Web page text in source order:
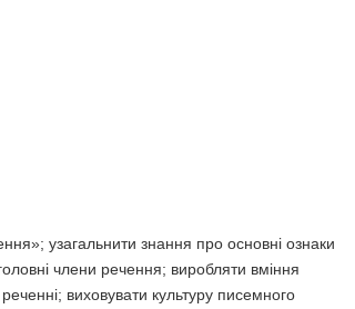
узагальнити знання про основні ознаки
члени речення; виробляти вміння
виховувати культуру писемного